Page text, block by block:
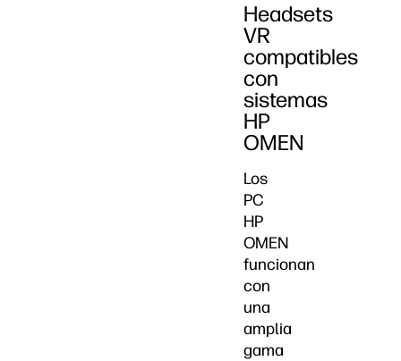
Headsets
VR
compatibles
con
sistemas
HP
OMEN
Los
PC
HP
OMEN
funcionan
con
una
amplia
gama